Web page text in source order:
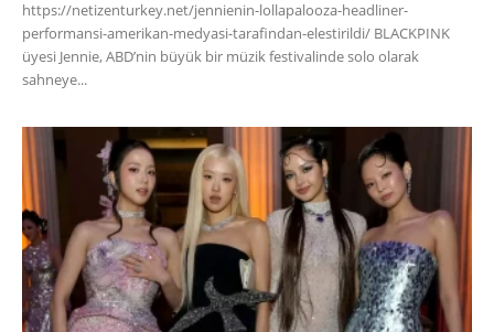
https://netizenturkey.net/jennienin-lollapalooza-headliner-
performansi-amerikan-medyasi-tarafindan-elestirildi/ BLACKPINK
üyesi Jennie, ABD’nin büyük bir müzik festivalinde solo olarak
sahneye...